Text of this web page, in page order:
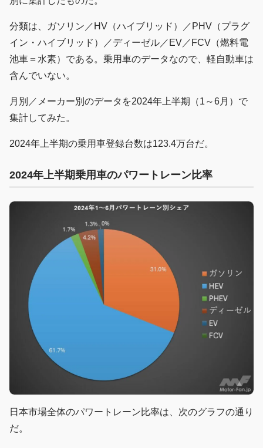
分類は、ガソリン／HV（ハイブリッド）／PHV（プラグ
イン・ハイブリッド）／ディーゼル／EV／FCV（燃料電
池車＝水素）である。乗用車のデータなので、軽自動車は
含んでいない。
月別／メーカー別のデータを2024年上半期（1～6月）で
集計してみた。
2024年上半期の乗用車登録台数は123.4万台だ。
2024年上半期乗用車のパワートレーン比率
日本市場全体のパワートレーン比率は、次のグラフの通り
だ。